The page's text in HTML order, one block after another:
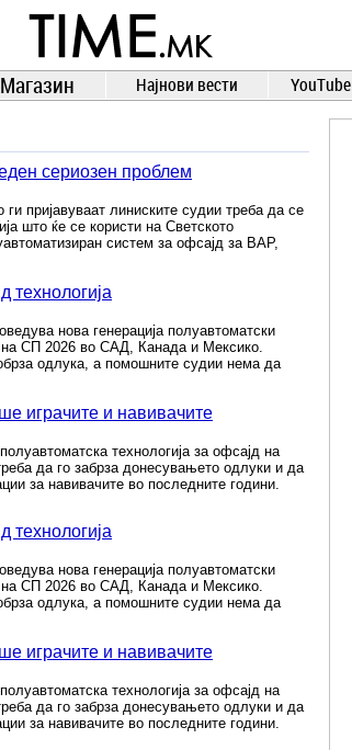
TIME.mk
ВЕСТИ
NEWS
Магазин Најнови вести YouTube
сериозен проблем
пријавуваат линиските судии треба да се
што ќе се користи на Светското
систем за офсајд за ВАР,
технологија
нова генерација полуавтоматски
на СП 2026 во САД, Канада и Мексико.
одлука, а помошните судии нема да
играчите и навивачите
технологија за офсајд на
да го забрза донесувањето одлуки и да
за навивачите во последните години.
технологија
нова генерација полуавтоматски
на СП 2026 во САД, Канада и Мексико.
одлука, а помошните судии нема да
играчите и навивачите
технологија за офсајд на
да го забрза донесувањето одлуки и да
за навивачите во последните години.